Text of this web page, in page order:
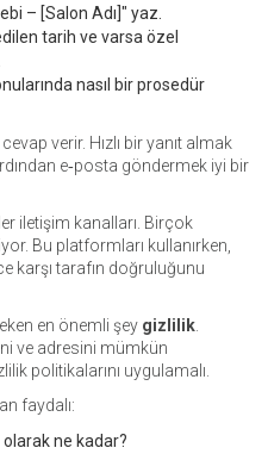
– [Salon Adı]" yaz.
tarih ve varsa özel
nasıl bir prosedür
verir. Hızlı bir yanıt almak
e‑posta göndermek iyi bir
iletişim kanalları. Birçok
Bu platformları kullanırken,
karşı tarafın doğruluğunu
en önemli şey gizlilik
ve adresini mümkün
politikalarını uygulamalı.
faydalı:
ne kadar?